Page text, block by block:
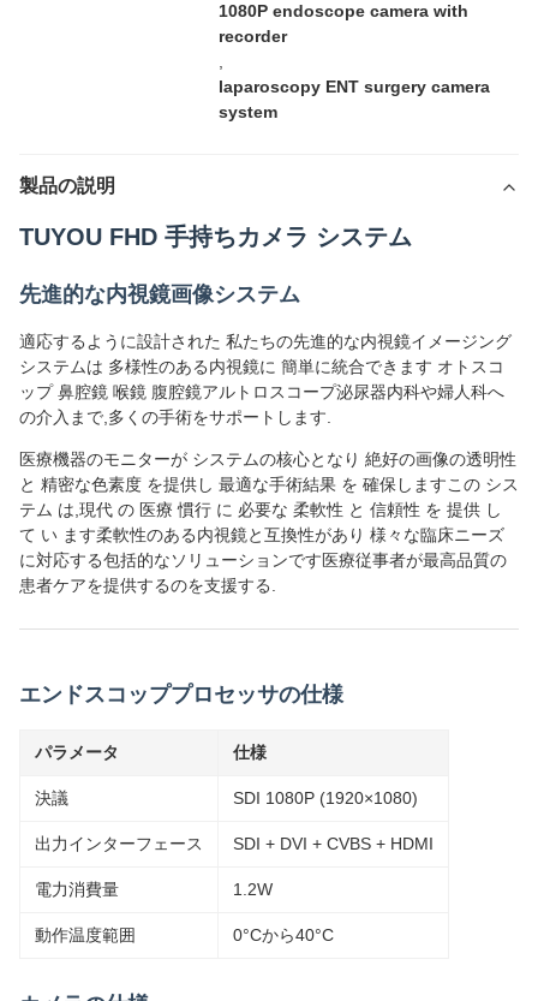
1080P endoscope camera with
recorder
laparoscopy ENT surgery camera
system
製品の説明
TUYOU FHD 手持ちカメラ システム
先進的な内視鏡画像システム
適応するように設計された 私たちの先進的な内視鏡イメージング
システムは 多様性のある内視鏡に 簡単に統合できます オトスコ
ップ 鼻腔鏡 喉鏡 腹腔鏡アルトロスコープ泌尿器内科や婦人科へ
の介入まで,多くの手術をサポートします.
医療機器のモニターが システムの核心となり 絶好の画像の透明性
と 精密な色素度 を提供し 最適な手術結果 を 確保しますこの シス
テム は,現代 の 医療 慣行 に 必要な 柔軟性 と 信頼性 を 提供 し
て い ます柔軟性のある内視鏡と互換性があり 様々な臨床ニーズ
に対応する包括的なソリューションです医療従事者が最高品質の
患者ケアを提供するのを支援する.
エンドスコッププロセッサの仕様
パラメータ 仕様
決議 SDI 1080P (1920×1080)
出力インターフェース SDI + DVI + CVBS + HDMI
電力消費量 1.2W
動作温度範囲 0°Cから40°C